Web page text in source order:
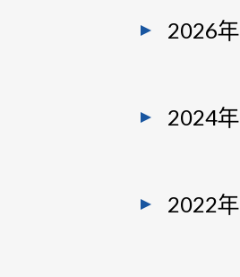
2026年
2024年
2022年